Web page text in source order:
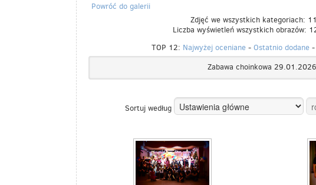
Powróć do galerii
Zdjęć we wszystkich kategoriach:
Liczba wyświetleń wszystkich obrazów:
TOP 12: Najwyżej oceniane- Ostatnio dodane-
Zabawa choinkowa 29.01.2026
Sortuj według